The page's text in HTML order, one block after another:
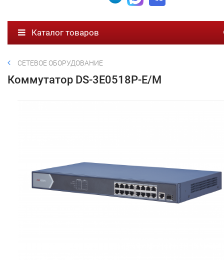
Каталог товаров
СЕТЕВОЕ ОБОРУДОВАНИЕ
Коммутатор DS-3E0518P-E/M